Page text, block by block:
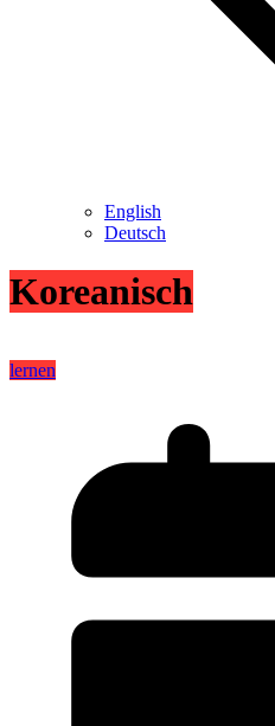
English
Deutsch
Koreanisch
lernen